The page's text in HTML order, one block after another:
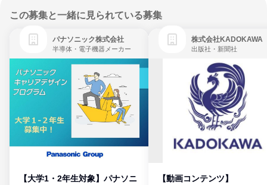
この募集と一緒に見られている募集
パナソニック株式会社
半導体・電子機器メーカー
【大学1・2年生対象】パナソニ
株式会社KADOKAWA
出版社・新聞社
【動画コンテンツ】